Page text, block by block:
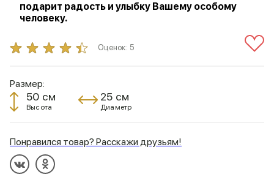
подарит радость и улыбку Вашему особому
человеку.
Оценок: 5
Размер:
50 см
Высота
25 см
Диаметр
Понравился товар? Расскажи друзьям!